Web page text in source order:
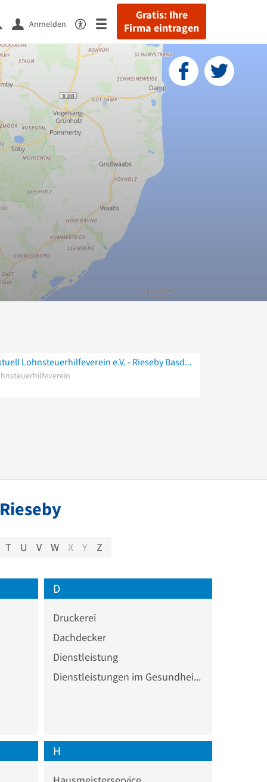
Gratis: Ihre
Firma eintragen
Anmelden
Aktuell Lohnsteuerhilfeverein e.V. - Rieseby Basdorf
T U V W X Y Z
D
Druckerei
Dachdecker
Dienstleistung
Dienstleistungen im Gesundheitswesen
H